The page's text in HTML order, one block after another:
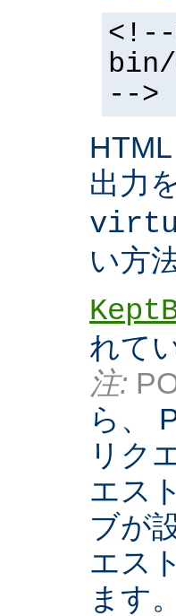
bin/
-->
出力
い方
れて
注:
ら、
リク
エス
ブが
エス
ます。